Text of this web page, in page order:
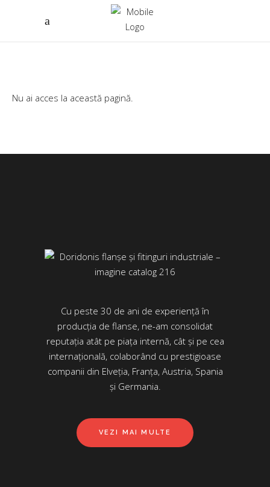
Nu ai acces la această pagină.
Cu peste 30 de ani de experiență în
producția de flanse, ne-am consolidat
reputația atât pe piața internă, cât și pe cea
internațională, colaborând cu prestigioase
companii din Elveția, Franța, Austria, Spania
și Germania.
VEZI MAI MULTE